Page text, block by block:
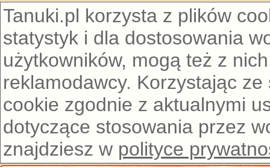
Tanuki.pl korzysta z plików
statystyk i dla dostosowania
użytkowników, mogą też z
reklamodawcy. Korzystając
cookie zgodnie z aktualnymi
dotyczące stosowania przez
znajdziesz w polityce